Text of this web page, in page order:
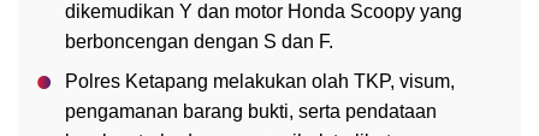
dikemudikan Y dan motor Honda Scoopy yang
berboncengan dengan S dan F.
Polres Ketapang melakukan olah TKP, visum,
pengamanan barang bukti, serta pendataan